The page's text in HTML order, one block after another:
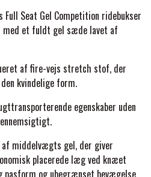
& JUNIOR
& FOLD
TILBEHØR
INSEKTBESKYTTELSE
MAGNET & INFRARØD
GRIMER & TRÆKTOV
TRENSE & TILBEHØR
EMIN
TITANIUM®
Full Seat Gel Competition ridebukser
med et fuldt gel sæde lavet af
af fire-vejs stretch stof, der
kvindelige form.
egenskaber uden
middelvægts gel, der giver
placerede læg ved knæet
pasform og ubegrænset bevægelse.